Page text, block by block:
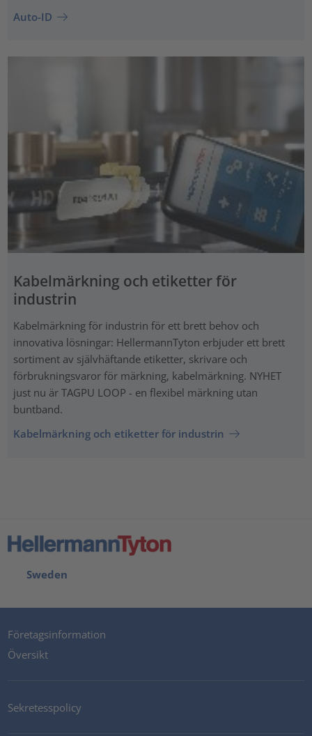
Auto-ID
Kabelmärkning och etiketter för
industrin
Kabelmärkning för industrin för ett brett behov och
innovativa lösningar: HellermannTyton erbjuder ett brett
sortiment av självhäftande etiketter, skrivare och
förbrukningsvaror för märkning, kabelmärkning. NYHET
just nu är TAGPU LOOP - en flexibel märkning utan
buntband.
Kabelmärkning och etiketter för industrin
Sweden
Företagsinformation
Översikt
Sekretesspolicy